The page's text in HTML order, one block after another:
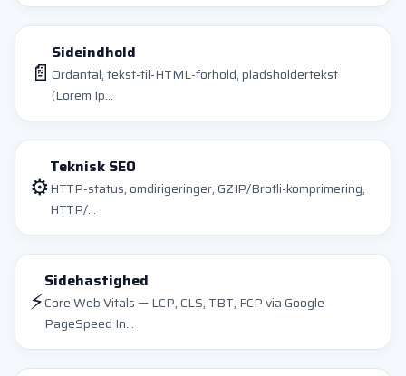
📄
Sideindhold
Ordantal, tekst-til-HTML-forhold, pladsholdertekst
(Lorem Ip...
⚙️
Teknisk SEO
HTTP-status, omdirigeringer, GZIP/Brotli-komprimering,
HTTP/...
⚡
Sidehastighed
Core Web Vitals — LCP, CLS, TBT, FCP via Google
PageSpeed In...